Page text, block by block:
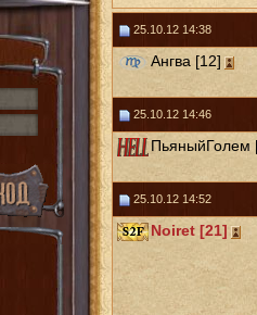
25.10.12 14:38
Ангва [12]
25.10.12 14:46
ПьяныйГолем
25.10.12 14:52
Noiret [21]